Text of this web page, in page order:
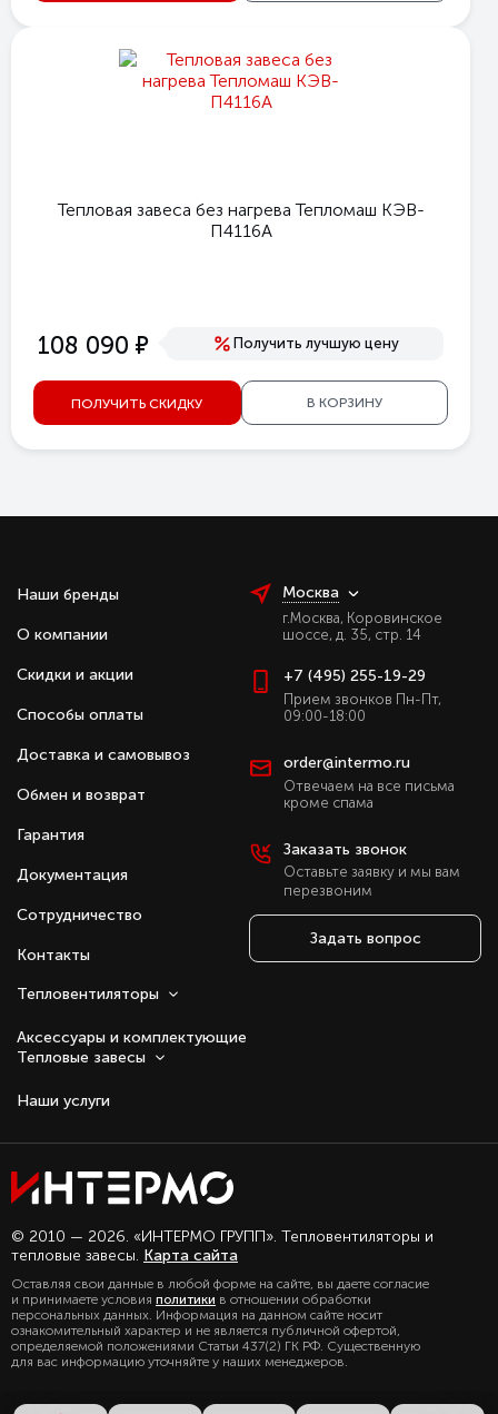
Тепловая завеса без нагрева Тепломаш КЭВ-
П4116A
108 090 е Получить лучшую цену
ПОЛУЧИТЬ СКИДКУ В КОРЗИНУ
Наши бренды
О компании
Скидки и акции
Способы оплаты
Доставка и самовывоз
Обмен и возврат
Гарантия
Документация
Сотрудничество
Контакты
Тепловентиляторы
Аксессуары и комплектующие
Тепловые завесы
Наши услуги
Москва
г.Москва, Коровинское
шоссе, д. 35, стр. 14
+7 (495) 255-19-29
Прием звонков Пн-Пт,
09:00-18:00
order@intermo.ru
Отвечаем на все письма
кроме спама
Заказать звонок
Оставьте заявку и мы вам
перезвоним
Задать вопрос
© 2010 — 2026. «ИНТЕРМО ГРУПП». Тепловентиляторы и
тепловые завесы. Карта сайта
Оставляя свои данные в любой форме на сайте, вы даете согласие
и принимаете условия политики в отношении обработки
персональных данных. Информация на данном сайте носит
ознакомительный характер и не является публичной офертой,
определяемой положениями Статьи 437(2) ГК РФ. Существенную
для вас информацию уточняйте у наших менеджеров.
Оставаясь с нами, вы соглашаетесь на
использование файлов куки.
персональных данных, можете
ознакомиться в нашем разделе
политика конфиденциальности